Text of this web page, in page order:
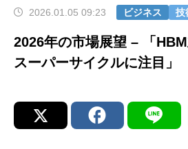
2026.01.05 09:23 ビジネス 技
2026年の市場展望 – 「
スーパーサイクルに注目」